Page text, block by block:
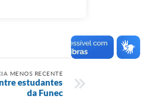
MENOS RECENTE
estudantes
da Funec